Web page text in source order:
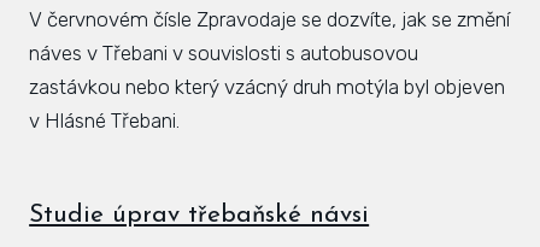
V červnovém čísle Zpravodaje se dozvíte, jak se změní
náves v Třebani v souvislosti s autobusovou
zastávkou nebo který vzácný druh motýla byl objeven
v Hlásné Třebani.
Studie úprav třebaňské návsi